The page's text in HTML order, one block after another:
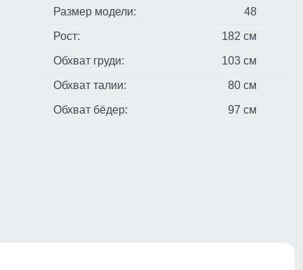
Размер модели:
48
Рост: 182 см
Обхват груди: 103 см
Обхват талии: 80 см
Обхват бёдер: 97 см